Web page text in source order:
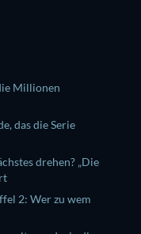
Millionen
das die Serie
drehen? „Die
2: Wer zu wem